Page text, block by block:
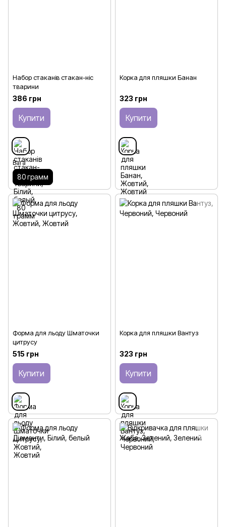
Набор стаканів стакан-ніс
тварини
386 грн
Купити
Вага
80 грамм
Корка для пляшки Банан
323 грн
Купити
Форма для льоду Шматочки
цитрусу
515 грн
Купити
Корка для пляшки Вантуз
323 грн
Купити